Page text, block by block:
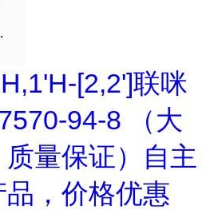
[2,2']联咪
94-8 （大
量保证）自主
，价格优惠